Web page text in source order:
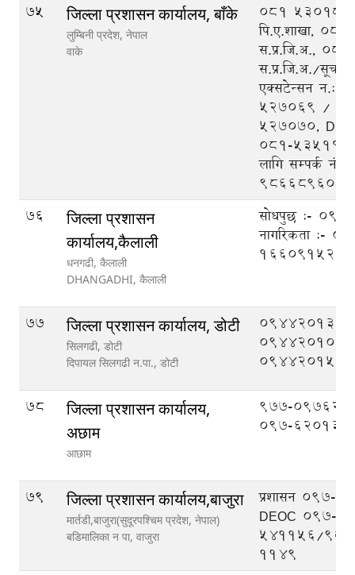
75
जिल्ला प्रशासन कार्यालय, बाँके
लुम्बिनी प्रदेश, नेपाल
वाके
०८१ ५३०१८८
पि‍.ए.शाखा,
स.प्र.जि.अ.,
स.प्र.जि.अ./सूचना
एक्सटेन्सन न.:
५२७०६९ /
५२७०७०,
०८१-५३५१११,
लागि सम्पर्क नं.
9866896048
76
जिल्ला प्रशासन
कार्यालय,कैलाली
धनगढी, कैलाली
DHANGADHI, कैलाली
सोधपुछ :-
नागरिकता :-
77 जिल्ला प्रशासन कार्यालय, डोटी
सिलगढी, डोटी
दिपायल सिलगढी न.पा., डोटी
094420133,
094420108,
094420151
78
जिल्ला प्रशासन कार्यालय,
अछाम
आछाम
977-
097-620133
79 जिल्ला प्रशासन कार्यालय,बाजुरा
मार्तडी,बाजुरा(सुदूरपश्चिम प्रदेश, नेपाल)
बडिमालिका न‍‍ पा, वाजुरा
प्रशासन 097-
DEOC 097-
541156/
1149